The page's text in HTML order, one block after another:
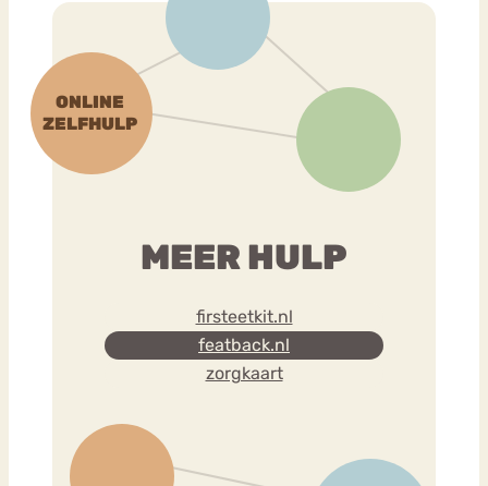
MEER HULP
firsteetkit.nl
featback.nl
zorgkaart